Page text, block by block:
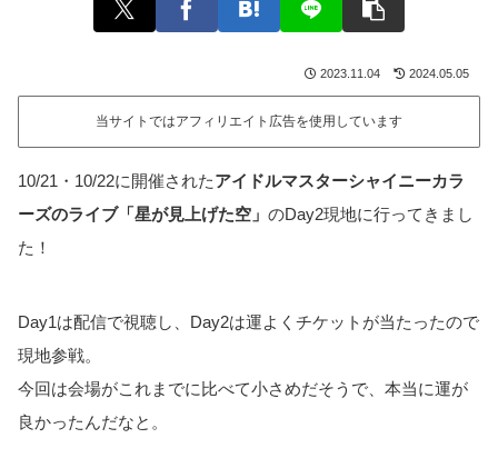
2023.11.04 2024.05.05
当サイトではアフィリエイト広告を使用しています
10/21・10/22に開催されたアイドルマスターシャイニーカラ
ーズのライブ「星が見上げた空」 のDay2現地に行ってきまし
た！
Day1は配信で視聴し、Day2は運よくチケットが当たったので
現地参戦。
今回は会場がこれまでに比べて小さめだそうで、本当に運が
良かったんだなと。